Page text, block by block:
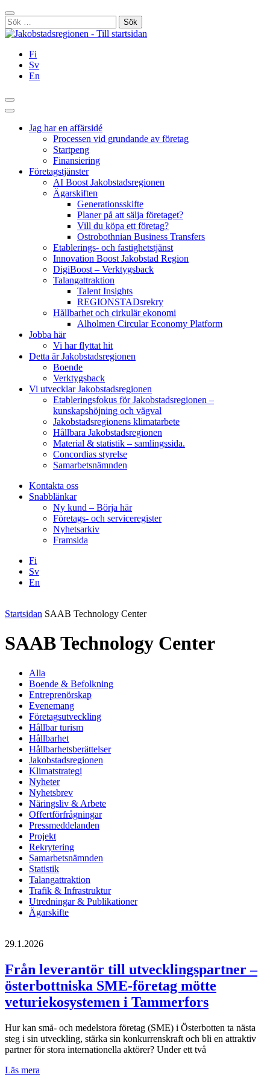
Hoppa
till
innehållet
Stäng
Sök
efter:
Fi
Sv
En
Sök
Huvudmeny
Jag har en affärsidé
Processen vid grundande av företag
Startpeng
Finansiering
Företagstjänster
AI Boost Jakobstadsregionen
Ägarskiften
Generationsskifte
Planer på att sälja företaget?
Vill du köpa ett företag?
Ostrobothnian Business Transfers
Etablerings- och fastighetstjänst
Innovation Boost Jakobstad Region
DigiBoost – Verktygsback
Talangattraktion
Talent Insights
REGIONSTADsrekry
Hållbarhet och cirkulär ekonomi
Alholmen Circular Economy Platform
Jobba här
Vi har flyttat hit
Detta är Jakobstadsregionen
Boende
Verktygsback
Vi utvecklar Jakobstadsregionen
Etableringsfokus för Jakobstadsregionen –
kunskapshöjning och vägval
Jakobstadsregionens klimatarbete
Hållbara Jakobstadsregionen
Material & statistik – samlingssida.
Concordias styrelse
Samarbetsnämnden
Kontakta oss
Snabblänkar
Ny kund – Börja här
Företags- och serviceregister
Nyhetsarkiv
Framsida
Fi
Sv
En
Startsidan SAAB Technology Center
SAAB Technology Center
Alla
Boende & Befolkning
Entreprenörskap
Evenemang
Företagsutveckling
Hållbar turism
Hållbarhet
Hållbarhetsberättelser
Jakobstadsregionen
Klimatstrategi
Nyheter
Nyhetsbrev
Näringsliv & Arbete
Offertförfrågningar
Pressmeddelanden
Projekt
Rekrytering
Samarbetsnämnden
Statistik
Talangattraktion
Trafik & Infrastruktur
Utredningar & Publikationer
Ägarskifte
29.1.2026
Från leverantör till utvecklingspartner –
österbottniska SME-företag mötte
veturiekosystemen i Tammerfors
Hur kan små- och medelstora företag (SME) i Österbotten ta nästa
steg i sin utveckling, stärka sin konkurrenskraft och bli en attraktiv
partner för stora internationella aktörer? Under ett två
Läs mera